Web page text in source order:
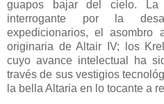
guapos bajar del cielo. La
interrogante por la
expedicionarios, el asombro
originaria de Altair IV; los
cuyo avance intelectual ha
través de sus vestigios
la bella Altaria en lo tocante a